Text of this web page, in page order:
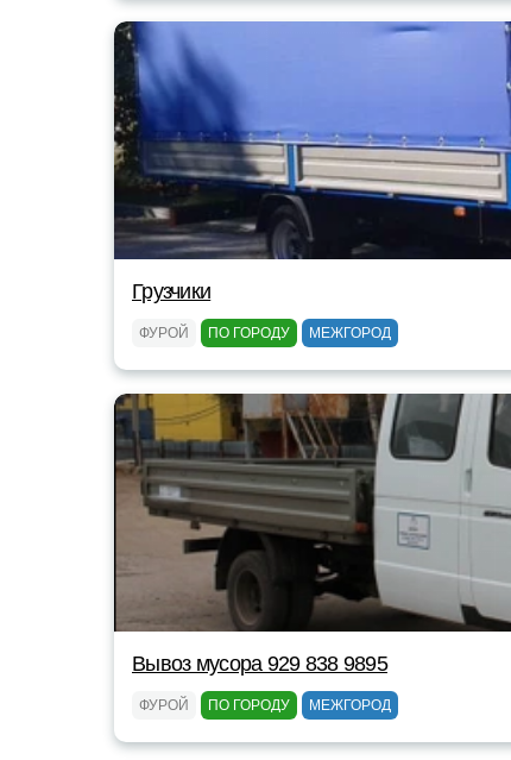
Грузчики
ФУРОЙ ПО ГОРОДУ МЕЖГОРОД
Вывоз мусора 929 838 9895
ФУРОЙ ПО ГОРОДУ МЕЖГОРОД